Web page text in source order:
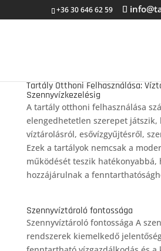
+36 30 646 62 59
Tartály Otthoni Felhasználása:
Szennyvízkezelésig
A tartály otthoni felhasználása
elengedhetetlen szerepet játszik,
víztárolásról, esővízgyűjtésről,
Ezek a tartályok nemcsak a
működését teszik hatékonyabbá,
hozzájárulnak a
Szennyvíztároló fontossága
Szennyvíztároló fontossága A
rendszerek kiemelkedő